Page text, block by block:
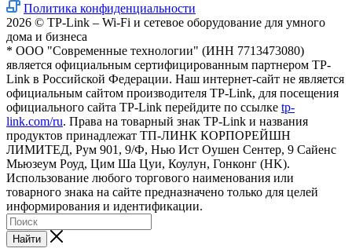
Политика конфиденциальности
2026 © TP-Link – Wi-Fi и сетевое оборудование для умного
дома и бизнеса
* ООО "Современные технологии" (ИНН 7713473080)
является официальным сертифицированным партнером TP-
Link в Российской Федерации. Наш интернет-сайт не является
официальным сайтом производителя TP-Link, для посещения
официального сайта TP-Link перейдите по ссылке tp-
link.com/ru. Права на товарный знак TP-Link и названия
продуктов принадлежат ТП-ЛИНК КОРПОРЕЙШН
ЛИМИТЕД, Рум 901, 9/Ф, Нью Ист Оушен Сентер, 9 Сайенс
Мьюзеум Роуд, Цим Ша Цуи, Коулун, Гонконг (HK).
Использование любого торгового наименования или
товарного знака на сайте предназначено только для целей
информирования и идентификации.
Найти